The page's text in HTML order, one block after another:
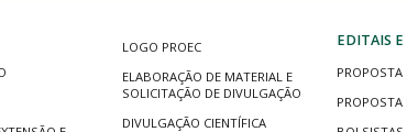
LOGO PROEC
ELABORAÇÃO DE MATERIAL E
SOLICITAÇÃO DE DIVULGAÇÃO
DIVULGAÇÃO CIENTÍFICA
EDITAIS
PROPOSTA
PROPOSTA